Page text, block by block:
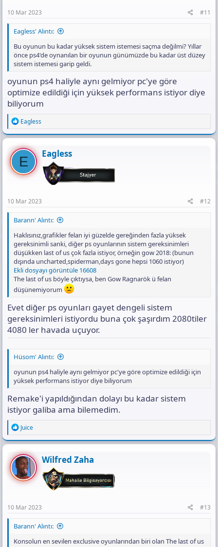
10 Mar 2023 #11
Eagless' Alıntı:
Bu oyunun bu kadar yüksek sistem istemesi saçma değilmi? Yıllar
önce ps4'de oynanılan bir oyunun günümüzde bu kadar üst düzey
sistem istemesi garip geldi.
oyunun ps4 haliyle aynı gelmiyor pc'ye göre
optimize edildiği için yüksek performans istiyor diye
biliyorum
R
e
a
c
t
i
o
n
Eagless
E Eagless
10 Mar 2023 #12
Barann' Alıntı:
Haklısınız,grafikler felan iyi güzelde gereğinden fazla yüksek
gereksinimli sanki, diğer ps oyunlarının sistem gereksinimleri
düşükken last of us çok fazla istiyor, örneğin gow 2018: (bunun
dışında uncharted,spiderman,days gone hepsi 1060 istiyor)
Ekli dosyayı görüntüle 16608
The last of us böyle çıktıysa, ben Gow Ragnarök ü felan
düşünemiyorum
Evet diğer ps oyunları gayet dengeli sistem
gereksinimleri istiyordu buna çok şaşırdım 2080tiler
4080 ler havada uçuyor.
Hüsom' Alıntı:
oyunun ps4 haliyle aynı gelmiyor pc'ye göre optimize edildiği için
yüksek performans istiyor diye biliyorum
Remake'i yapıldığından dolayı bu kadar sistem
istiyor galiba ama bilemedim.
R
e
a
c
t
i
o
n
Juice
Wilfred Zaha
10 Mar 2023 #13
Barann' Alıntı:
Konsolun en sevilen exclusive oyunlarından biri olan The last of us